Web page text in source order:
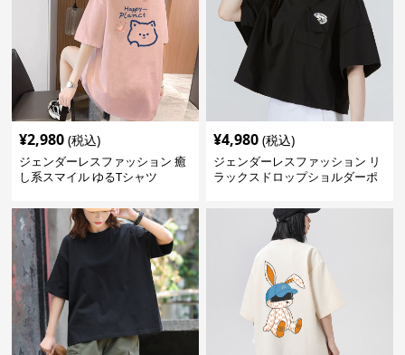
¥2,980 (税込)
ジェンダーレスファッション 癒
し系スマイル ゆるTシャツ
¥4,980 (税込)
ジェンダーレスファッション リ
ラックスドロップショルダーポ